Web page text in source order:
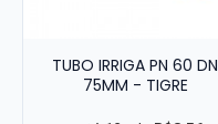
TUBO IRRIGA PN 60 DN
75MM - TIGRE